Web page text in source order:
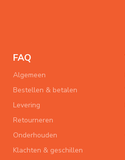
FAQ
Algemeen
Bestellen & betalen
Levering
Retourneren
Onderhouden
Klachten & geschillen